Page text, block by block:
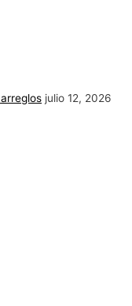
julio 12, 2026